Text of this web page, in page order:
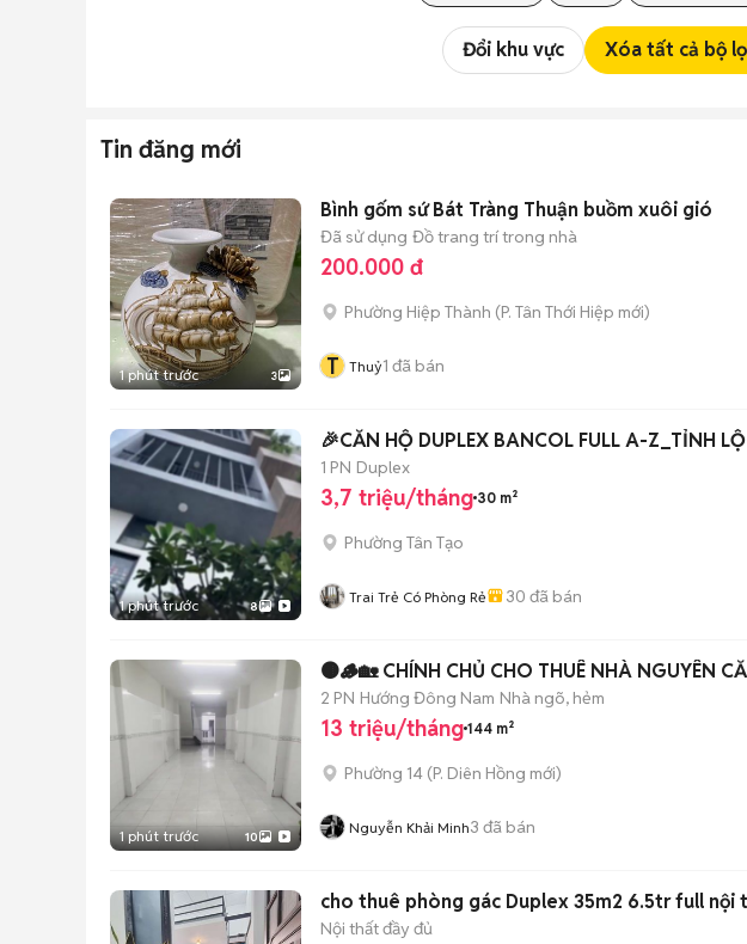
Đổi khu vực Xóa tất cả bộ
Tin đăng mới
1 phút trước 3
Bình gốm sứ Bát Tràng Thuận buồm xuôi gió
Đã sử dụng Đồ trang trí trong nhà
200.000 đ
Phường Hiệp Thành (P. Tân Thới Hiệp mới)
T Thuỷ1 đã bán
1 phút trước 8
🎉CĂN HỘ DUPLEX BANCOL FULL A-Z_TỈNH
1 PN Duplex
3,7 triệu/tháng 30 m²
Phường Tân Tạo
Trai Trẻ Có Phòng Rẻ 30 đã bán
1 phút trước 10
🟤🪵🏡 CHÍNH CHỦ CHO THUÊ NHÀ NGUYÊN
2 PN Hướng Đông Nam Nhà ngõ, hẻm
13 triệu/tháng 144 m²
Phường 14 (P. Diên Hồng mới)
Nguyễn Khải Minh3 đã bán
cho thuê phòng gác Duplex 35m2 6.5tr full nội
Nội thất đầy đủ